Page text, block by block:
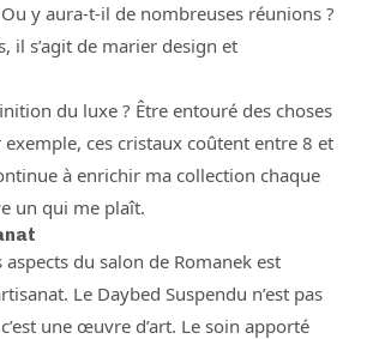
y aura-t-il de nombreuses réunions ?
il s’agit de marier design et
du luxe ? Être entouré des choses
exemple, ces cristaux coûtent entre 8 et
à enrichir ma collection chaque
un qui me plaît.
aspects du salon de Romanek est
Le Daybed Suspendu n’est pas
une œuvre d’art. Le soin apporté